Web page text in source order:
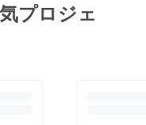
プロジェ